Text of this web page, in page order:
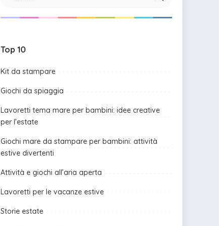
Top 10
Kit da stampare
Giochi da spiaggia
Lavoretti tema mare per bambini: idee creative
per l’estate
Giochi mare da stampare per bambini: attività
estive divertenti
Attività e giochi all’aria aperta
Lavoretti per le vacanze estive
Storie estate